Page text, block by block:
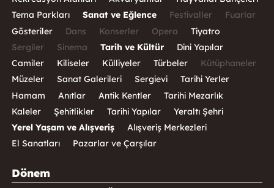
Tema Parkları
Sanat ve Eğlence Festivaller
Fuarlar
Gösteriler
Dans Konserler Opera
Tiyatro
Sergiler
Sinema Tarih ve Kültür
Dini Yapılar
Camiler
Kiliseler Külliyeler Türbeler
Kütüphaneler
Müzeler
Sanat Galerileri Sergievi
Tarihi Yerler
Hamam
Anıtlar Antik Kentler
Tarihi Mezarlık
Kaleler
Şehitlikler Tarihi Yapılar
Yeraltı Şehri
Yerel Yaşam ve Alışveriş
Alışveriş Merkezleri
El Sanatları
Pazarlar ve Çarşılar
Dönem